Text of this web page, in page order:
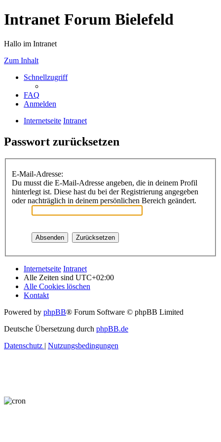
Intranet Forum Bielefeld
Hallo im Intranet
Zum Inhalt
Schnellzugriff
FAQ
Anmelden
Internetseite Intranet
Passwort zurücksetzen
E-Mail-Adresse:
Du musst die E-Mail-Adresse angeben, die in deinem Profil
hinterlegt ist. Diese hast du bei der Registrierung angegeben
oder nachträglich in deinem persönlichen Bereich geändert.
Internetseite Intranet
Alle Zeiten sind UTC+02:00
Alle Cookies löschen
Kontakt
Powered by phpBB® Forum Software © phpBB Limited
Deutsche Übersetzung durch phpBB.de
Datenschutz | Nutzungsbedingungen